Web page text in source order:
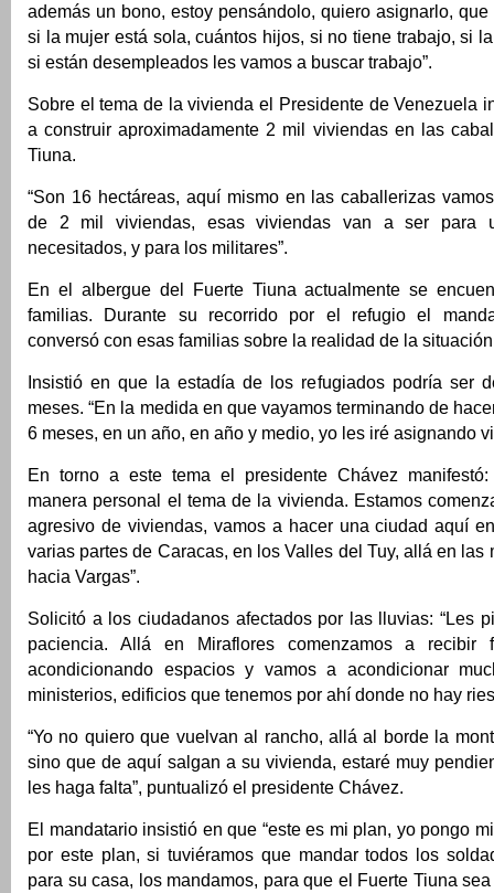
además un bono, estoy pensándolo, quiero asignarlo,
si la mujer está sola, cuántos hijos, si no tiene trabajo, si
si están desempleados les vamos a buscar trabajo”.
Sobre el tema de la vivienda el Presidente de Venezuela
a construir aproximadamente 2 mil viviendas en las
Tiuna.
“Son 16 hectáreas, aquí mismo en las caballerizas
de 2 mil viviendas, esas viviendas van a ser para
necesitados, y para los militares”.
En el albergue del Fuerte Tiuna actualmente se
familias. Durante su recorrido por el refugio el
conversó con esas familias sobre la realidad de la
Insistió en que la estadía de los refugiados podría ser
meses. “En la medida en que vayamos terminando de
6 meses, en un año, en año y medio, yo les iré asignando
En torno a este tema el presidente Chávez
manera personal el tema de la vivienda. Estamos
agresivo de viviendas, vamos a hacer una ciudad aquí
varias partes de Caracas, en los Valles del Tuy, allá en las
hacia Vargas”.
Solicitó a los ciudadanos afectados por las lluvias: “Les
paciencia. Allá en Miraflores comenzamos a recibir
acondicionando espacios y vamos a acondicionar
ministerios, edificios que tenemos por ahí donde no hay
“Yo no quiero que vuelvan al rancho, allá al borde la
sino que de aquí salgan a su vivienda, estaré muy
les haga falta”, puntualizó el presidente Chávez.
El mandatario insistió en que “este es mi plan, yo pongo
por este plan, si tuviéramos que mandar todos los
para su casa, los mandamos, para que el Fuerte Tiuna